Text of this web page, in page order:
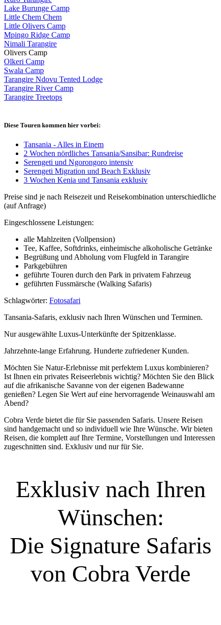
Lake Burunge Camp
Little Chem Chem
Little Olivers Camp
Mpingo Ridge Camp
Nimali Tarangire
Olivers Camp
Olkeri Camp
Swala Camp
Tarangire Ndovu Tented Lodge
Tarangire River Camp
Tarangire Treetops
Diese Touren kommen hier vorbei:
Tansania - Alles in Einem
2 Wochen nördliches Tansania/Sansibar: Rundreise
Serengeti und Ngorongoro intensiv
Serengeti Migration und Beach Exklusiv
3 Wochen Kenia und Tansania exklusiv
Preise sind je nach Reisezeit und Reisekombination unterschiedliche
(auf Anfrage)
Eingeschlossene Leistungen:
alle Mahlzeiten (Vollpension)
Tee, Kaffee, Softdrinks, einheimische alkoholische Getränke
Begrüßung und Abholung vom Flugfeld in Tarangire
Parkgebühren
geführte Touren durch den Park in privatem Fahrzeug
geführten Fussmärsche (Walking Safaris)
Schlagwörter: Fotosafari
Tansania-Safaris, exklusiv nach Ihren Wünschen und Terminen.
Nur ausgewählte Luxus-Unterkünfte der Spitzenklasse.
Jahrzehnte-lange Erfahrung. Hunderte zufriedener Kunden.
Möchten Sie Natur-Erlebnisse mit perfektem Luxus kombinieren?
Ist Ihnen ein privates Reiseerlebnis wichtig? Möchten Sie den Blick
auf die afrikanische Savanne von der eigenen Badewanne
genießen? Legen Sie Wert auf eine hervorragende Weinauswahl am
Abend?
Cobra Verde bietet die für Sie passenden Safaris. Unsere Reisen
sind handgemacht und so individuell wie Ihre Wünsche. Wir bieten
Reisen, die komplett auf Ihre Termine, Vorstellungen und Interessen
zugeschnitten sind. Exklusiv und nur für Sie.
Exklusiv nach Ihren
Wünschen:
Die Signature Safaris
von Cobra Verde